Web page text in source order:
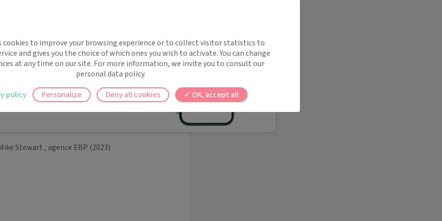
Paris(2010)
partum(2012)
Stewart , agence EBP (2023)
!
rappels automatiques pour ne plus rien
cookies to improve your browsing experience or to collect visitor statistics to
and gives you the choice of which ones you wish to activate. You can change
at any time on our site. For more information, we invite you to consult our
personal data policy.
OK, accept all
Deny all cookies
Personalize
policy